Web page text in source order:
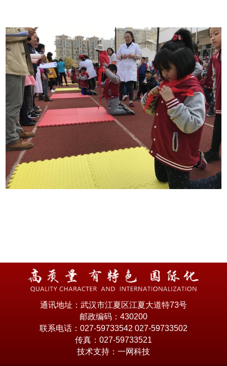
通讯地址：武汉市江夏区江夏大道特73号
邮政编码：430200
联系电话：027-59733542 027-59733502
传真：027-59733521
技术支持：一网科技